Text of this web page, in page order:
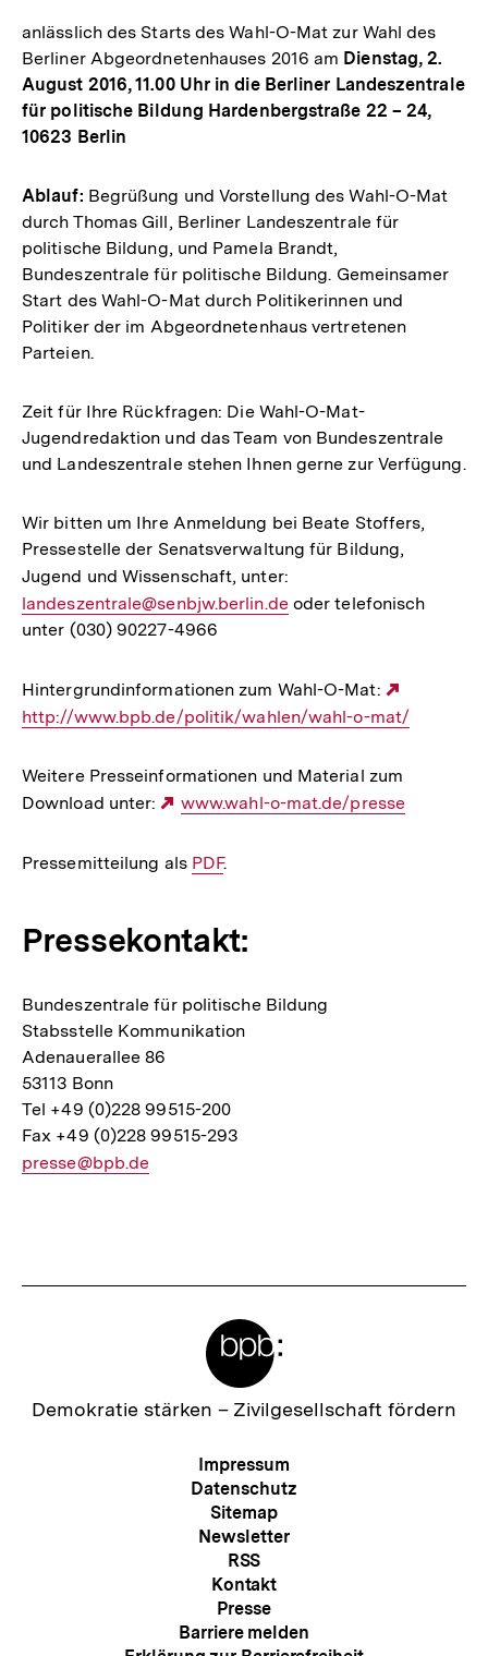
anlässlich des Starts des Wahl-O-Mat zur Wahl des
Berliner Abgeordnetenhauses 2016 am Dienstag, 2.
August 2016, 11.00 Uhr in die Berliner Landeszentrale
für politische Bildung Hardenbergstraße 22 – 24,
10623 Berlin
Ablauf: Begrüßung und Vorstellung des Wahl-O-Mat
durch Thomas Gill, Berliner Landeszentrale für
politische Bildung, und Pamela Brandt,
Bundeszentrale für politische Bildung. Gemeinsamer
Start des Wahl-O-Mat durch Politikerinnen und
Politiker der im Abgeordnetenhaus vertretenen
Parteien.
Zeit für Ihre Rückfragen: Die Wahl-O-Mat-
Jugendredaktion und das Team von Bundeszentrale
und Landeszentrale stehen Ihnen gerne zur Verfügung.
Wir bitten um Ihre Anmeldung bei Beate Stoffers,
Pressestelle der Senatsverwaltung für Bildung,
Jugend und Wissenschaft, unter:
Mail
landeszentrale@senbjw.berlin.de oder telefonisch
unter (030) 90227-4966
Hintergrundinformationen zum Wahl-O-Mat:
Link:
http://www.bpb.de/politik/wahlen/wahl-o-mat/
Weitere Presseinformationen und Material zum
Download unter:
Externer
www.wahl-o-mat.de/presse
Pressemitteilung als Interner
PDF.
Pressekontakt:
Bundeszentrale für politische Bildung
Stabsstelle Kommunikation
Adenauerallee 86
53113 Bonn
Tel +49 (0)228 99515-200
Fax +49 (0)228 99515-293
E-
presse@bpb.de
Zur
Demokratie stärken – Zivilgesellschaft fördern
Meta-
Navigation
Impressum
Datenschutz
Sitemap
Newsletter
RSS
Kontakt
Presse
Barriere melden